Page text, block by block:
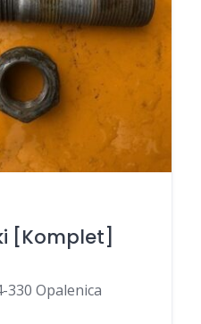
[Komplet]
330 Opalenica